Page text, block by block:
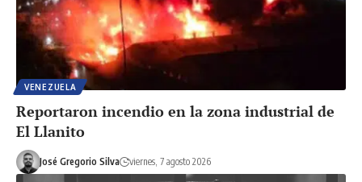
VENEZUELA
Reportaron incendio en la zona industrial de
El Llanito
José Gregorio Silva viernes, 7 agosto 2026